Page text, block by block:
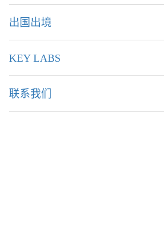
出国出境
KEY LABS
联系我们